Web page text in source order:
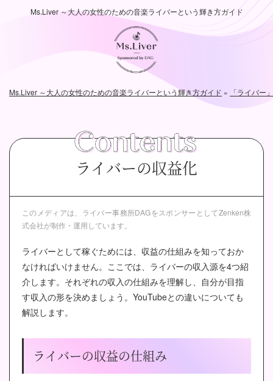
Ms.Liver ～大人の女性のための音楽ライバーという輝き方ガイド
Ms.Liver ～大人の女性のための音楽ライバーという輝き方ガイド » 「ライバー
ライバーの収益化
このメディアは、ライバー事務所DAGをスポンサーとしてZenken株
式会社が制作・運用しています。
ライバーとして稼ぐためには、収益の仕組みを知っておか
なければいけません。ここでは、ライバーの収入源を4つ紹
介します。それぞれの収入の仕組みを理解し、自分が目指
す収入の形を決めましょう。YouTubeとの違いについても
解説します。
ライバーの収益の仕組み